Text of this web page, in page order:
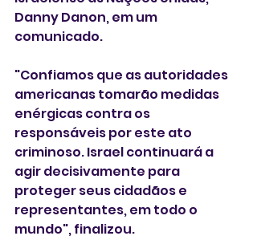
Danny Danon, em um
comunicado.
"Confiamos que as autoridades
americanas tomarão medidas
enérgicas contra os
responsáveis ​​por este ato
criminoso. Israel continuará a
agir decisivamente para
proteger seus cidadãos e
representantes, em todo o
mundo", finalizou.